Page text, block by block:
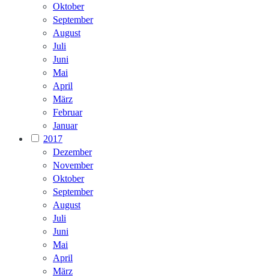
Oktober
September
August
Juli
Juni
Mai
April
März
Februar
Januar
2017
Dezember
November
Oktober
September
August
Juli
Juni
Mai
April
März